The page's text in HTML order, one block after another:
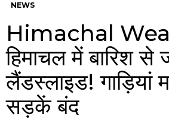
NEWS
Himachal
हिमाचल में बारिश
लैंडस्लाइड! गाड़ियां
सड़कें बंद